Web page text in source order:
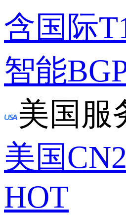
含国际
智能
美国服
美国
HOT